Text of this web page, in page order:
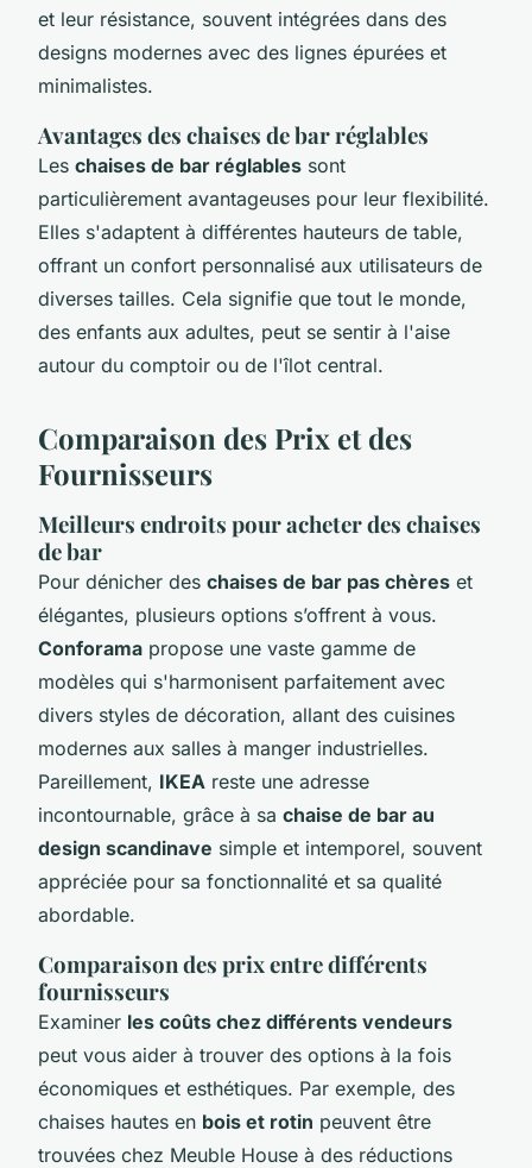
et leur résistance, souvent intégrées dans des
designs modernes avec des lignes épurées et
minimalistes.
Avantages des chaises de bar réglables
Les chaises de bar réglables sont
particulièrement avantageuses pour leur flexibilité.
Elles s'adaptent à différentes hauteurs de table,
offrant un confort personnalisé aux utilisateurs de
diverses tailles. Cela signifie que tout le monde,
des enfants aux adultes, peut se sentir à l'aise
autour du comptoir ou de l'îlot central.
Comparaison des Prix et des
Fournisseurs
Meilleurs endroits pour acheter des chaises
de bar
Pour dénicher des chaises de bar pas chères et
élégantes, plusieurs options s’offrent à vous.
Conforama propose une vaste gamme de
modèles qui s'harmonisent parfaitement avec
divers styles de décoration, allant des cuisines
modernes aux salles à manger industrielles.
Pareillement, IKEA reste une adresse
incontournable, grâce à sa chaise de bar au
design scandinave simple et intemporel, souvent
appréciée pour sa fonctionnalité et sa qualité
abordable.
Comparaison des prix entre différents
fournisseurs
Examiner les coûts chez différents vendeurs
peut vous aider à trouver des options à la fois
économiques et esthétiques. Par exemple, des
chaises hautes en bois et rotin peuvent être
trouvées chez Meuble House à des réductions